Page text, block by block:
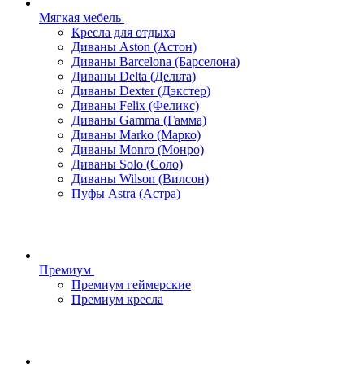
Мягкая мебель
Кресла для отдыха
Диваны Aston (Астон)
Диваны Barcelona (Барселона)
Диваны Delta (Дельта)
Диваны Dexter (Дэкстер)
Диваны Felix (Феликс)
Диваны Gamma (Гамма)
Диваны Marko (Марко)
Диваны Monro (Монро)
Диваны Solo (Соло)
Диваны Wilson (Вилсон)
Пуфы Astra (Астра)
Премиум
Премиум геймерские
Премиум кресла